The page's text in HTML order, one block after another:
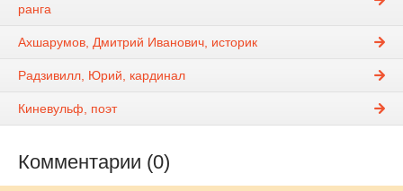
ранга
Ахшарумов, Дмитрий Иванович, историк
Радзивилл, Юрий, кардинал
Киневульф, поэт
Комментарии (0)